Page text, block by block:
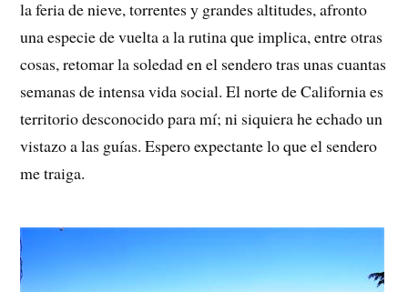
la feria de nieve, torrentes y grandes altitudes, afronto
una especie de vuelta a la rutina que implica, entre otras
cosas, retomar la soledad en el sendero tras unas cuantas
semanas de intensa vida social. El norte de California es
territorio desconocido para mí; ni siquiera he echado un
vistazo a las guías. Espero expectante lo que el sendero
me traiga.